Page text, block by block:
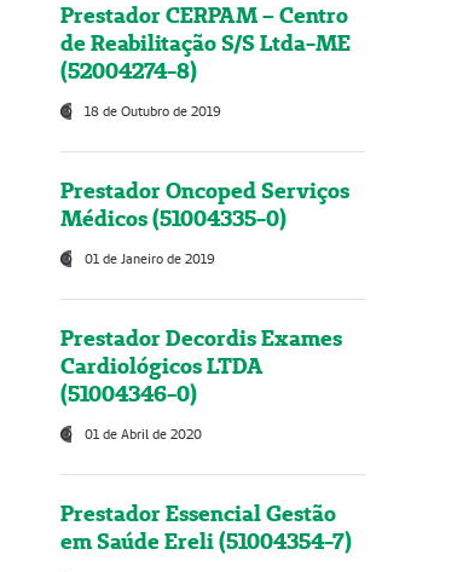
Prestador CERPAM – Centro
de Reabilitação S/S Ltda-ME
(52004274-8)
18 de Outubro de 2019
Prestador Oncoped Serviços
Médicos (51004335-0)
01 de Janeiro de 2019
Prestador Decordis Exames
Cardiológicos LTDA
(51004346-0)
01 de Abril de 2020
Prestador Essencial Gestão
em Saúde Ereli (51004354-7)